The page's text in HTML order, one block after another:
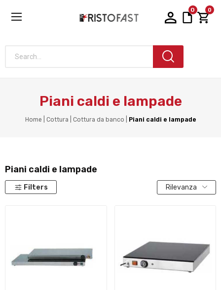
0 0
Search...
Piani caldi e lampade
Home Cottura Cottura da banco Piani caldi e lampade
Piani caldi e lampade
Filters Rilevanza